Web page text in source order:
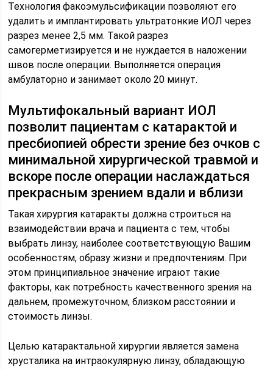
Технология факоэмульсификации позволяют его
удалить и имплантировать ультратонкие ИОЛ через
разрез менее 2,5 мм. Такой разрез
самогерметизируется и не нуждается в наложении
швов после операции. Выполняется операция
амбулаторно и занимает около 20 минут.
Мультифокальный вариант ИОЛ
позволит пациентам с катарактой и
пресбиопией обрести зрение без очков с
минимальной хирургической травмой и
вскоре после операции наслаждаться
прекрасным зрением вдали и вблизи
Такая хирургия катаракты должна строиться на
взаимодействии врача и пациента с тем, чтобы
выбрать линзу, наиболее соответствующую Вашим
особенностям, образу жизни и предпочтениям. При
этом принципиальное значение играют такие
факторы, как потребность качественного зрения на
дальнем, промежуточном, близком расстоянии и
стоимость линзы.
Целью катарактальной хирургии является замена
хрусталика на интраокулярную линзу, обладающую